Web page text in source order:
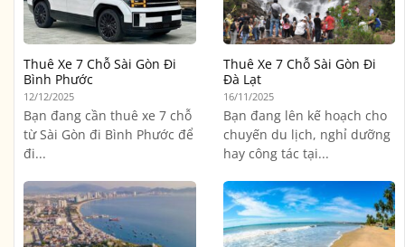
Thuê Xe 7 Chỗ Sài Gòn Đi
Bình Phước
12/12/2025
Bạn đang cần thuê xe 7 chỗ
từ Sài Gòn đi Bình Phước để
đi...
Thuê Xe 7 Chỗ Sài Gòn Đi
Đà Lạt
16/11/2025
Bạn đang lên kế hoạch cho
chuyến du lịch, nghỉ dưỡng
hay công tác tại...